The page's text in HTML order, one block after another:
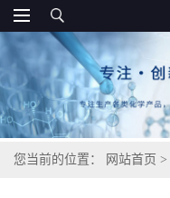
您当前的位置： 网站首页 >